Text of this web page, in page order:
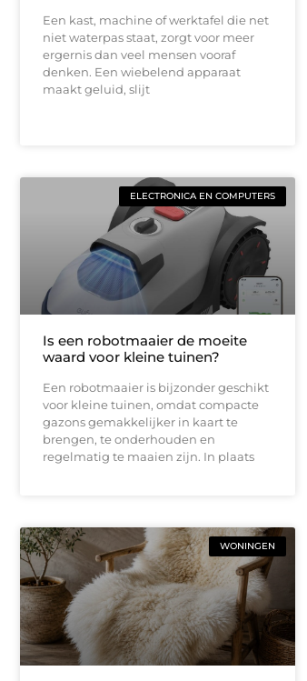
Een kast, machine of werktafel die net
niet waterpas staat, zorgt voor meer
ergernis dan veel mensen vooraf
denken. Een wiebelend apparaat
maakt geluid, slijt
ELECTRONICA EN COMPUTERS
Is een robotmaaier de moeite
waard voor kleine tuinen?
Een robotmaaier is bijzonder geschikt
voor kleine tuinen, omdat compacte
gazons gemakkelijker in kaart te
brengen, te onderhouden en
regelmatig te maaien zijn. In plaats
WONINGEN